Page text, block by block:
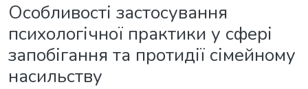
Особливості застосування
психологічної практики у сфері
запобігання та протидії сімейному
насильству